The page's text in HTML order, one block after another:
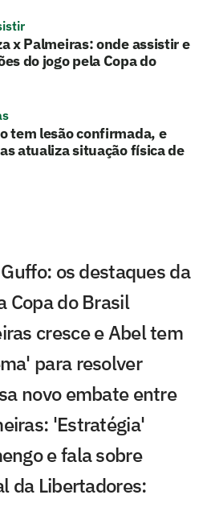
x Palmeiras: onde assistir e
do jogo pela Copa do
tem lesão confirmada, e
atualiza situação física de
os destaques da
Copa do Brasil
cresce e Abel tem
para resolver
novo embate entre
'Estratégia'
e fala sobre
da Libertadores: